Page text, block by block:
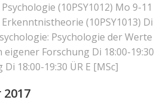
(10PSY1012) Mo 9-11
(10PSY1013) Di
Psychologie der
eigener Forschung Di 18:00-19:30
18:00-19:30 ÜR E [MSc]